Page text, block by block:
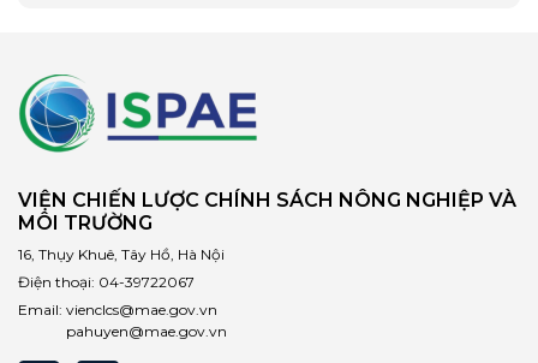
VIỆN CHIẾN LƯỢC CHÍNH SÁCH NÔNG NGHIỆP VÀ
MÔI TRƯỜNG
16, Thụy Khuê, Tây Hồ, Hà Nội
Điện thoại: 04-39722067
Email: vienclcs@mae.gov.vn
pahuyen@mae.gov.vn